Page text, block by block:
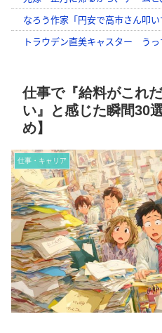
仕事で『給料がこれ
い』と感じた瞬間30
め】
仕事・キャリア